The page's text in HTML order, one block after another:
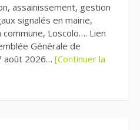
assainissement, gestion
signalés en mairie,
Loscolo…. Lien
Générale de
août 2026… [Continuer la